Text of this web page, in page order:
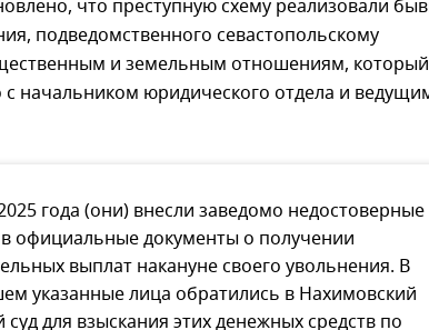
что преступную схему реализовали
подведомственного севастопольскому
и земельным отношениям, который
с начальником юридического отдела и
года (они) внесли заведомо недостоверные
официальные документы о получении
выплат накануне своего увольнения. В
указанные лица обратились в Нахимовский
для взыскания этих денежных средств по